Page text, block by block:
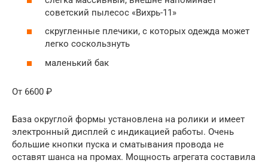
советский пылесос «Вихрь-11»
скругленные плечики, с которых одежда может
легко соскользнуть
маленький бак
От 6600 ₽
База округлой формы установлена на ролики и имеет
электронный дисплей с индикацией работы. Очень
большие кнопки пуска и сматывания провода не
оставят шанса на промах. Мощность агрегата составила